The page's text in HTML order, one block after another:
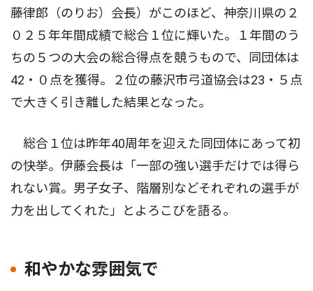
藤律郎（のりお）会長）がこのほど、神奈川県の２
０２５年年間成績で総合１位に輝いた。１年間のう
ちの５つの大会の総合得点を競うもので、同団体は
42・０点を獲得。２位の藤沢市弓道協会は23・５点
で大きく引き離した結果となった。
総合１位は昨年40周年を迎えた同団体にあって初
の快挙。伊藤会長は「一部の強い選手だけでは得ら
れない賞。男子女子、階層別などそれぞれの選手が
力を出してくれた」とよろこびを語る。
和やかな雰囲気で